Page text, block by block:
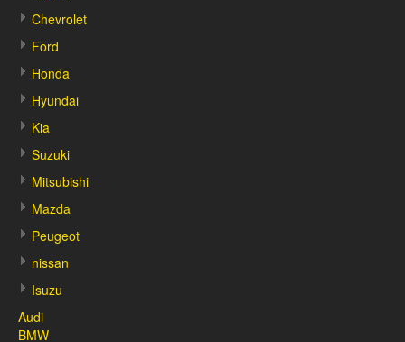
Chevrolet
Ford
Honda
Hyundai
Kia
Suzuki
Mitsubishi
Mazda
Peugeot
nissan
Isuzu
Audi
BMW